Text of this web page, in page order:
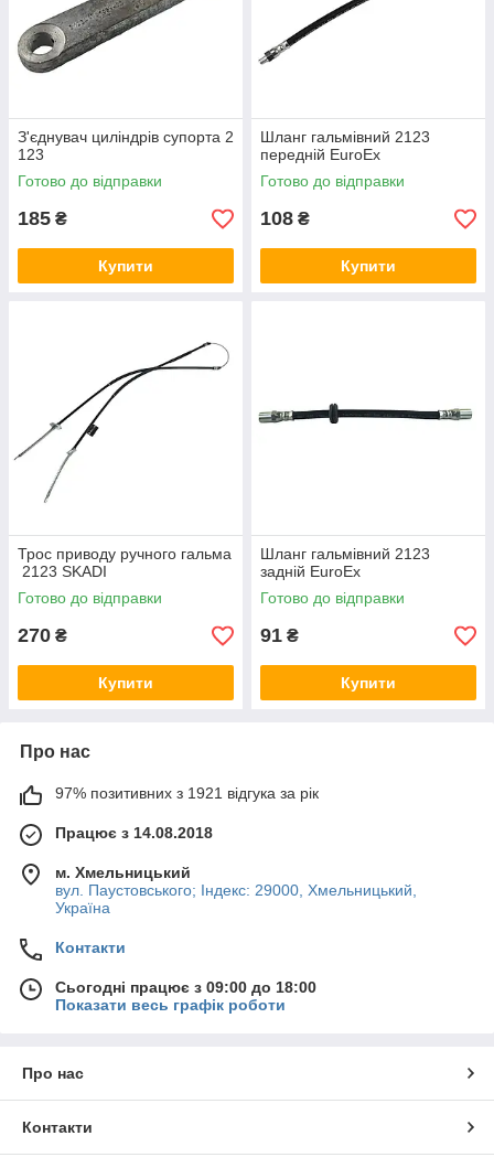
З'єднувач циліндрів супорта 2
123
Готово до відправки
185 ₴
Купити
Шланг гальмівний 2123
передній EuroEx
Готово до відправки
108 ₴
Купити
Трос приводу ручного гальма
2123 SKADI
Готово до відправки
270 ₴
Купити
Шланг гальмівний 2123
задній EuroEx
Готово до відправки
91 ₴
Купити
Про нас
97% позитивних з 1921 відгука за рік
Працює з 14.08.2018
м. Хмельницький
вул. Паустовського; Індекс: 29000, Хмельницький,
Україна
Контакти
Сьогодні працює з 09:00 до 18:00
Показати весь графік роботи
Про нас
Контакти